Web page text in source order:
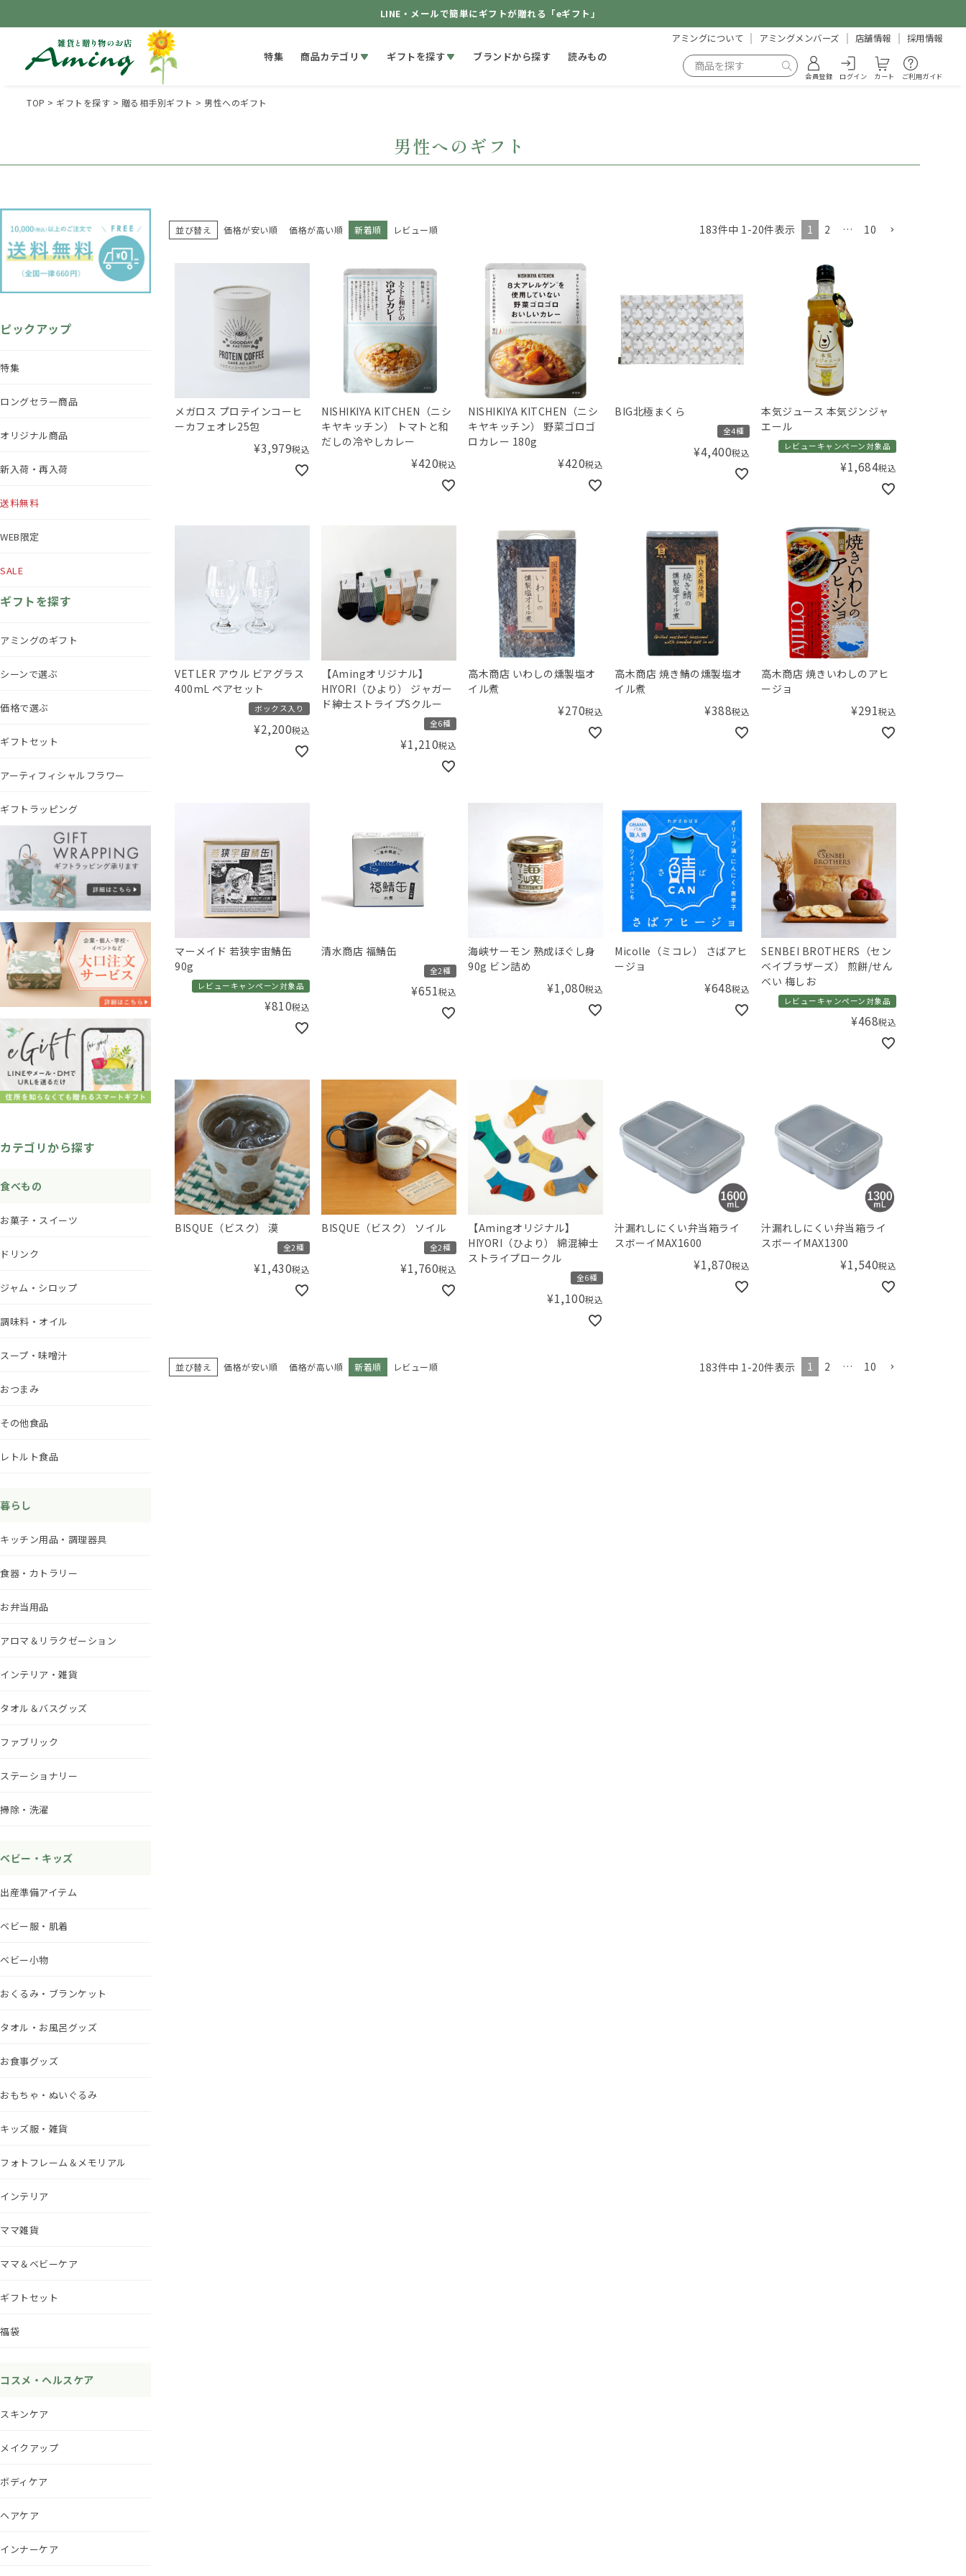
LINE・メールで簡単にギフトが贈れる「eギフト」
特集 商品カテゴリ ギフトを探す ブランドから探す 読みもの
アミングについて アミングメンバーズ 店舗情報 採用情報
会員登録 ログイン カート ご利用ガイド
TOP ギフトを探す 贈る相手別ギフト 男性へのギフト
男性へのギフト
ピックアップ
特集
ロングセラー商品
オリジナル商品
新入荷・再入荷
送料無料
WEB限定
SALE
ギフトを探す
アミングのギフト
シーンで選ぶ
価格で選ぶ
ギフトセット
アーティフィシャルフラワー
ギフトラッピング
カテゴリから探す
食べもの
お菓子・スイーツ
ドリンク
ジャム・シロップ
調味料・オイル
スープ・味噌汁
おつまみ
その他食品
レトルト食品
暮らし
キッチン用品・調理器具
食器・カトラリー
お弁当用品
アロマ＆リラクゼーション
インテリア・雑貨
タオル＆バスグッズ
ファブリック
ステーショナリー
掃除・洗濯
ベビー・キッズ
出産準備アイテム
ベビー服・肌着
ベビー小物
おくるみ・ブランケット
タオル・お風呂グッズ
お食事グッズ
おもちゃ・ぬいぐるみ
キッズ服・雑貨
フォトフレーム＆メモリアル
インテリア
ママ雑貨
ママ＆ベビーケア
ギフトセット
福袋
コスメ・ヘルスケア
スキンケア
メイクアップ
ボディケア
ヘアケア
インナーケア
並び替え 価格が安い順 価格が高い順 新着順 レビュー順 183件中 1-20件表示 1 2 … 10
メガロス プロテインコーヒ
ーカフェオレ25包
¥3,979税込
NISHIKIYA KITCHEN（ニシ
キヤキッチン） トマトと和
だしの冷やしカレー
¥420税込
NISHIKIYA KITCHEN（ニシ
キヤキッチン） 野菜ゴロゴ
ロカレー 180g
¥420税込
BIG北極まくら
全4種
¥4,400税込
本気ジュース 本気ジンジャ
エール
レビューキャンペーン対象品
¥1,684税込
VETLER アウル ビアグラス
400mL ペアセット
ボックス入り
¥2,200税込
【Amingオリジナル】
HIYORI（ひより） ジャガー
ド紳士ストライプSクルー
全6種
¥1,210税込
高木商店 いわしの燻製塩オ
イル煮
¥270税込
高木商店 焼き鯖の燻製塩オ
イル煮
¥388税込
高木商店 焼きいわしのアヒ
ージョ
¥291税込
マーメイド 若狭宇宙鯖缶
90g
レビューキャンペーン対象品
¥810税込
清水商店 福鯖缶
全2種
¥651税込
海峡サーモン 熟成ほぐし身
90g ビン詰め
¥1,080税込
Micolle（ミコレ） さばアヒ
ージョ
¥648税込
SENBEI BROTHERS（セン
ベイブラザーズ） 煎餅/せん
べい 梅しお
レビューキャンペーン対象品
¥468税込
BISQUE（ビスク） 漠
全2種
¥1,430税込
BISQUE（ビスク） ソイル
全2種
¥1,760税込
【Amingオリジナル】
HIYORI（ひより） 綿混紳士
ストライプロークル
全6種
¥1,100税込
汁漏れしにくい弁当箱ライ
スボーイMAX1600
¥1,870税込
汁漏れしにくい弁当箱ライ
スボーイMAX1300
¥1,540税込
並び替え 価格が安い順 価格が高い順 新着順 レビュー順 183件中 1 -20件表示 1 2 … 10